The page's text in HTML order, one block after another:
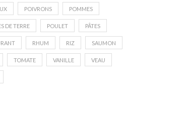
POIVRONS POMMES
DE TERRE POULET PÂTES
RHUM RIZ SAUMON
TOMATE VANILLE VEAU